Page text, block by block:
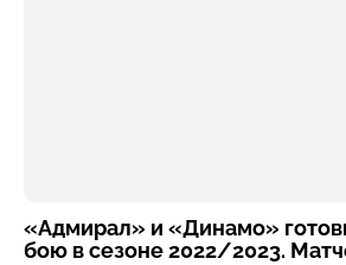
«Адмирал» и «Динамо»
бою в сезоне 2022/2023.